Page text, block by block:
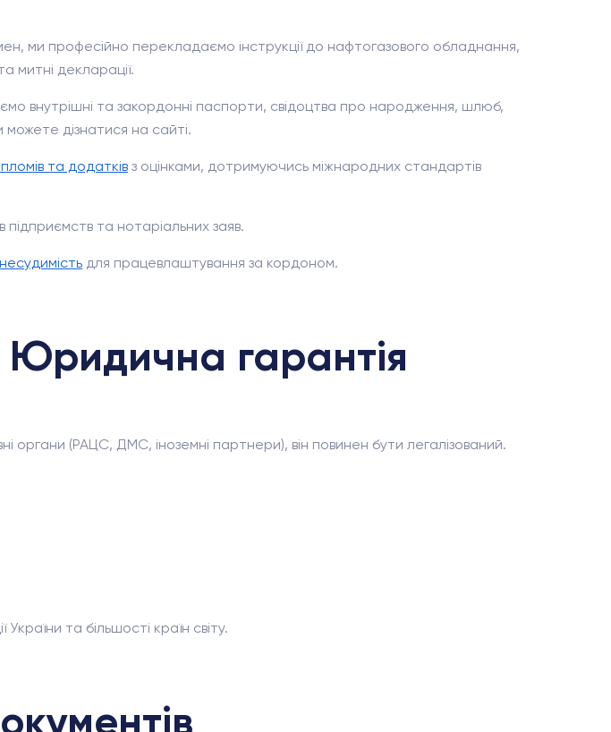
ми професійно перекладаємо інструкції до нафтогазового обладнання,
митні декларації.
внутрішні та закордонні паспорти, свідоцтва про народження, шлюб,
можете дізнатися на сайті.
та додатків з оцінками, дотримуючись міжнародних стандартів
та нотаріальних заяв.
для працевлаштування за кордоном.
Юридична гарантія
(РАЦС, ДМС, іноземні партнери), він повинен бути легалізований.
та більшості країн світу.